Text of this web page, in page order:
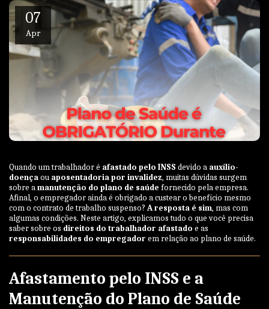
07
Apr
Quando um trabalhador é afastado pelo INSS devido a auxílio-
doençaou aposentadoria por invalidez, muitas dúvidas surgem
sobre amanutenção do plano de saúde fornecido pela empresa.
Afinal, o empregador ainda é obrigado a custear o benefício mesmo
com o contrato de trabalho suspenso? A resposta é sim, mas com
algumas condições. Neste artigo, explicamos tudo o que você precisa
saber sobre os direitos do trabalhador afastado e as
responsabilidades do empregador em relação ao plano de saúde.
Afastamento pelo INSS e a
Manutenção do Plano de Saúde